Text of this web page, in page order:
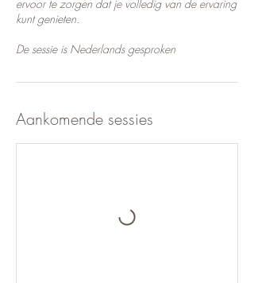
ervoor te zorgen dat je volledig van de ervaring
kunt genieten.
De sessie is Nederlands gesproken
Aankomende sessies